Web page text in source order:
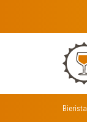
Bierista